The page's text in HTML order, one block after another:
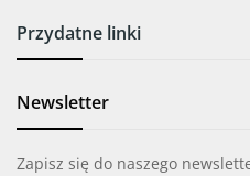
Przydatne linki
Newsletter
Zapisz się do naszego